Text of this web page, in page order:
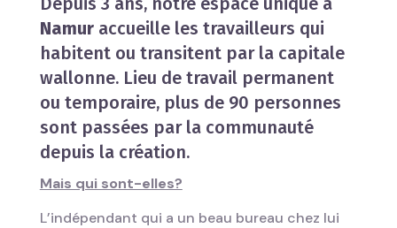
Namuraccueille les travailleurs qui
habitent ou transitent par la capitale
wallonne. Lieu de travail permanent
ou temporaire, plus de 90 personnes
sont passées par la communauté
depuis la création.
Mais qui sont-elles?
L’indépendant qui a un beau bureau chez lui